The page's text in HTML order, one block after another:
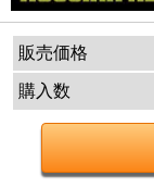
販売価格
購入数